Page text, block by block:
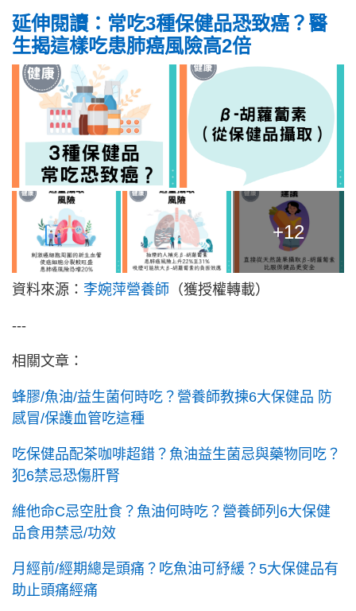
延伸閱讀：常吃3種保健品恐致癌？醫
生揭這樣吃患肺癌風險高2倍
+12
資料來源： 李婉萍營養師 （獲授權轉載）
---
相關文章：
蜂膠/魚油/益生菌何時吃？營養師教揀6大保健品 防
感冒/保護血管吃這種
吃保健品配茶咖啡超錯？魚油益生菌忌與藥物同吃？
犯6禁忌恐傷肝腎
維他命C忌空肚食？魚油何時吃？營養師列6大保健
品食用禁忌/功效
月經前/經期總是頭痛？吃魚油可紓緩？5大保健品有
助止頭痛經痛